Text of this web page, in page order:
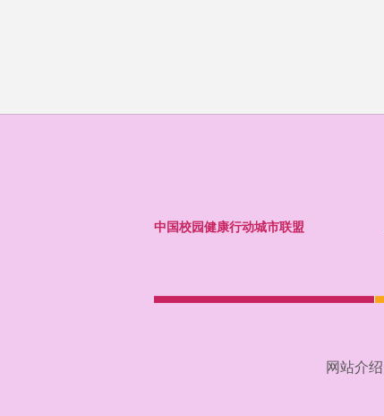
中国校园健康行动城市联盟
网站介绍